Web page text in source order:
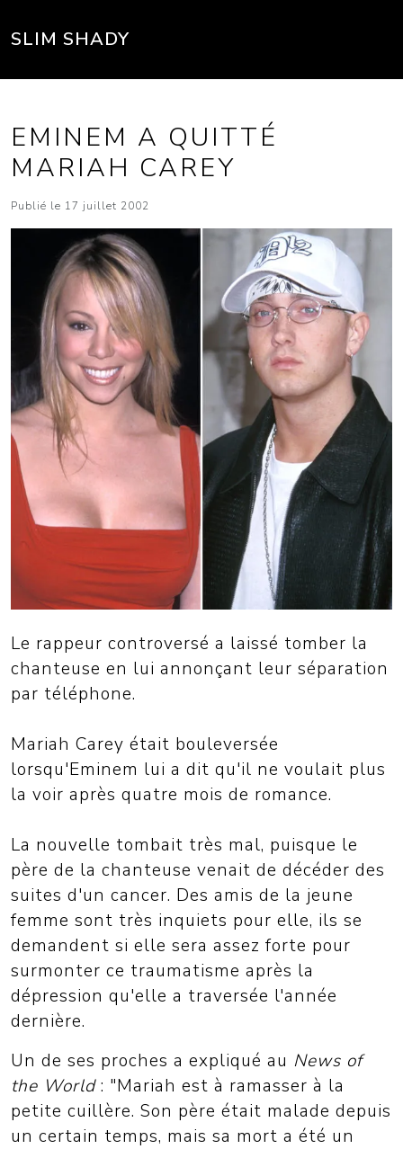
SLIM SHADY
EMINEM A QUITTÉ
MARIAH CAREY
Publié le 17 juillet 2002
Le rappeur controversé a laissé tomber la
chanteuse en lui annonçant leur séparation
par téléphone.
Mariah Carey était bouleversée
lorsqu'Eminem lui a dit qu'il ne voulait plus
la voir après quatre mois de romance.
La nouvelle tombait très mal, puisque le
père de la chanteuse venait de décéder des
suites d'un cancer. Des amis de la jeune
femme sont très inquiets pour elle, ils se
demandent si elle sera assez forte pour
surmonter ce traumatisme après la
dépression qu'elle a traversée l'année
dernière.
Un de ses proches a expliqué au News of
the World: "Mariah est à ramasser à la
petite cuillère. Son père était malade depuis
un certain temps, mais sa mort a été un